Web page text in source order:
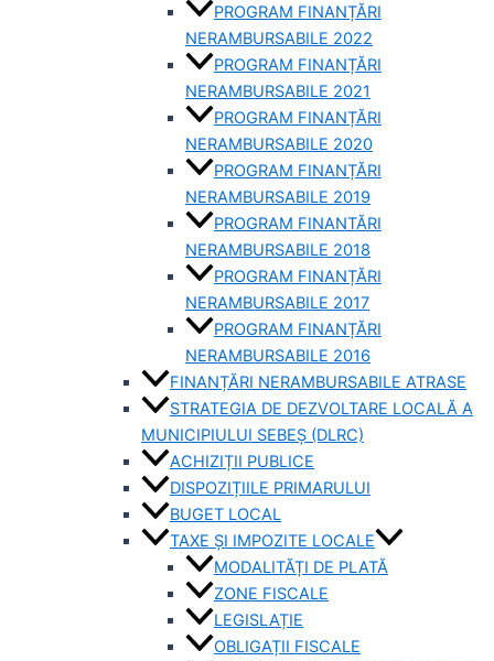
PROGRAM FINANȚĂRI
NERAMBURSABILE 2022
PROGRAM FINANȚĂRI
NERAMBURSABILE 2021
PROGRAM FINANȚĂRI
NERAMBURSABILE 2020
PROGRAM FINANȚĂRI
NERAMBURSABILE 2019
PROGRAM FINANTĂRI
NERAMBURSABILE 2018
PROGRAM FINANȚĂRI
NERAMBURSABILE 2017
PROGRAM FINANȚĂRI
NERAMBURSABILE 2016
FINANȚĂRI NERAMBURSABILE ATRASE
STRATEGIA DE DEZVOLTARE LOCALĂ A
MUNICIPIULUI SEBEȘ (DLRC)
ACHIZIȚII PUBLICE
DISPOZIȚIILE PRIMARULUI
BUGET LOCAL
TAXE ȘI IMPOZITE LOCALE
MODALITĂȚI DE PLATĂ
ZONE FISCALE
LEGISLAȚIE
OBLIGAȚII FISCALE